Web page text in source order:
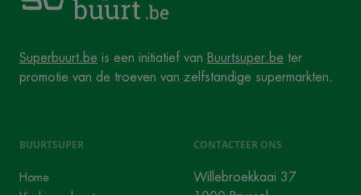
Superbuurt.be is een initiatief van Buurtsuper.be ter
promotie van de troeven van zelfstandige supermarkten.
BUURTSUPER
Home
CONTACTEER ONS
Willebroekkaai 37